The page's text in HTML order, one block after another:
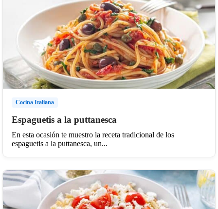
Cocina Italiana
Espaguetis a la puttanesca
En esta ocasión te muestro la receta tradicional de los
espaguetis a la puttanesca, un...